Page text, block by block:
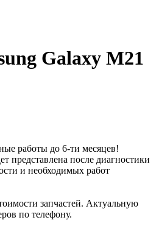
Galaxy M21
работы до 6-ти месяцев!
представлена после диагностики
и необходимых работ
запчастей. Актуальную
по телефону.